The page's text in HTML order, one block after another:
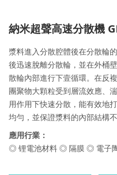
納米超聲高速分散機
漿料進入分散腔體後在分散輪
後迅速脫離分散輪，並在外桶
散輪內部進行下壹循環。在反
團聚物大顆粒受到層流效應、
用作用下快速分散，能有效地
均勻，並保證漿料的內部結構不
應用行業：
◎ 锂電池材料 ◎ 隔膜 ◎ 電子